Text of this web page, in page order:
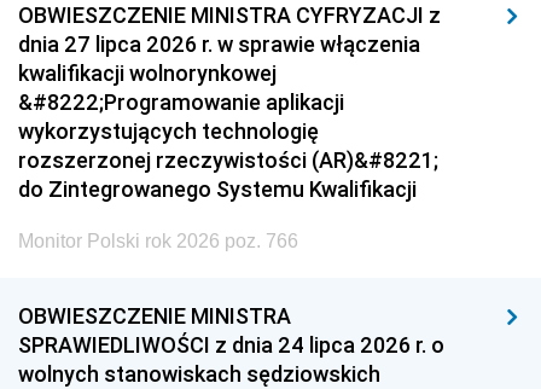
OBWIESZCZENIE MINISTRA CYFRYZACJI z
dnia 27 lipca 2026 r. w sprawie włączenia
kwalifikacji wolnorynkowej
&#8222;Programowanie aplikacji
wykorzystujących technologię
rozszerzonej rzeczywistości (AR)&#8221;
do Zintegrowanego Systemu Kwalifikacji
Monitor Polski rok 2026 poz. 766
OBWIESZCZENIE MINISTRA
SPRAWIEDLIWOŚCI z dnia 24 lipca 2026 r. o
wolnych stanowiskach sędziowskich